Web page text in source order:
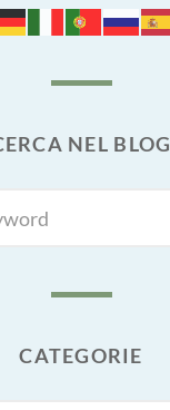
NEL BLOG
CATEGORIE